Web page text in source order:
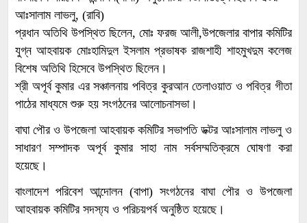
আঃসালাম লাভলু, (রাবি)
প্রধান অতিথি উপস্থিত ছিলেন, মোঃ ফরজ আলী,উপজেলার বাপার কমিটির
যুগ্ন আহবায়ক মোঃহামিদুল ইসলাম প্রভাষক রাজশাহী শাহমুখদুম কলেজ
বিশেষ অতিথি হিসেবে উপস্থিত ছিলেন।
শ্রী অপূর্ব কুমার এর সঞ্চালনায় পবিত্র কুরআন তেলাওয়াত ও পবিত্র গীতা
পাঠের মাধ্যমে শুরু হয় সংগঠনের আলোচনাসভা।
বাঘা পৌর ও উপজেলা আহবায়ক কমিটির সভাপতি ডক্টর আঃসালাম লাভলু ও
সাধারণ সম্পাদক অপূর্ব কুমার সাহা নাম সর্বসম্মতিক্রমে ঘোষণা করা
হয়েছে।
বাংলাদেশ পরিবেশ আন্দোলন (বাপা) সংগঠনের বাঘা পৌর ও উপজেলা
আহবায়ক কমিটির সদস্য্য ও পরিচয়পর্ব অনুষ্ঠিত হয়েছে।